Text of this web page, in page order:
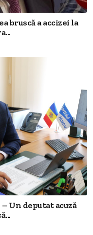
bruscă a accizei la
Un deputat acuză